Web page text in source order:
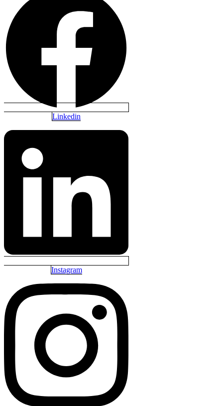
Linkedin
Instagram